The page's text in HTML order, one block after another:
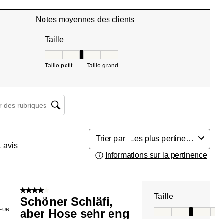
Notes moyennes des clients
Taille
Taille petit Taille grand
de sujet et d'avis
avis
Trier par
Les plus pertinents
Informations sur la pertinence
4 sur 5 étoiles.
Schöner Schläfi,
aber Hose sehr eng
Taille